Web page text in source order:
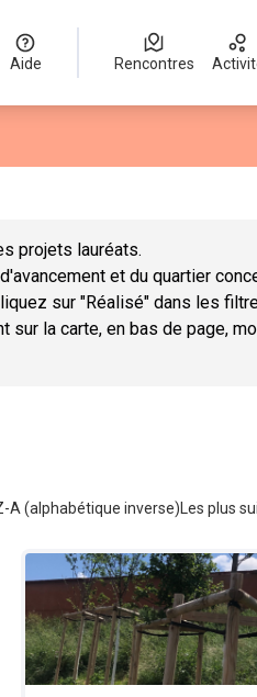
Aide Rencontres
projets lauréats.
et du quartier
sur "Réalisé" dans les
la carte, en bas de page,
A (alphabétique inverse) Les plus